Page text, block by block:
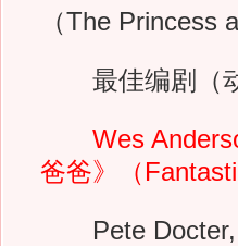
（The Princess
最佳编剧（动
Wes
爸爸》（
Pete Docter,